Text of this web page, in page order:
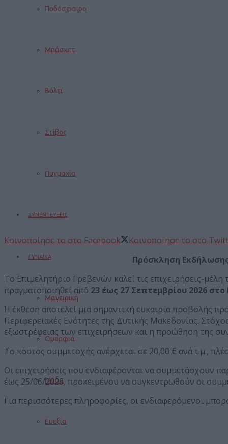
Ποδόσφαιρο
Μπάσκετ
Βόλεϊ
Στίβος
Πυγμαχία
ΣΥΝΕΝΤΕΥΞΕΙΣ
ΓΥΝΑΙΚΑ
Μαγειρική
Ομορφιά
Μόδα
Ευεξία
Κοινοποίησε το στο Facebook
Κοινοποίησε το στο
Πρόσκληση
Το Επιμελητήριο Γρεβενών καλεί τις επιχειρήσεις-
πραγματοποιηθεί από 23 έως 27 Σεπτεμβρίου 2026
Η έκθεση αποτελεί μια σημαντική ευκαιρία προβολής
Περιφερειακές Ενότητες της Δυτικής Μακεδονίας.
εξωστρέφειας των επιχειρήσεων και η προώθηση της
Το κόστος συμμετοχής ανέρχεται σε 20,00 € ανά τ.μ.,
Οι επιχειρήσεις που ενδιαφέρονται να συμμετάσχουν
έως 25/06/2026, προκειμένου να συγκεντρωθούν οι
Για περισσότερες πληροφορίες, οι ενδιαφερόμενοι